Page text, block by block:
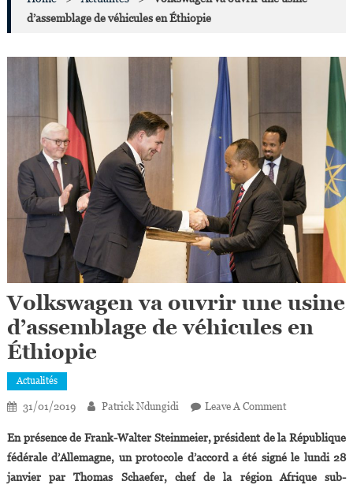
d’assemblage de véhicules en Éthiopie
Volkswagen va ouvrir une usine
d’assemblage de véhicules en
Éthiopie
Actualités
31/01/2019 Patrick Ndungidi Leave A CommentOn
Va
Ouvrir
Une
En présence de Frank-Walter Steinmeier, président de la République
fédérale d’Allemagne, un protocole d’accord a été signé le lundi 28
janvier par Thomas Schaefer, chef de la région Afrique sub-